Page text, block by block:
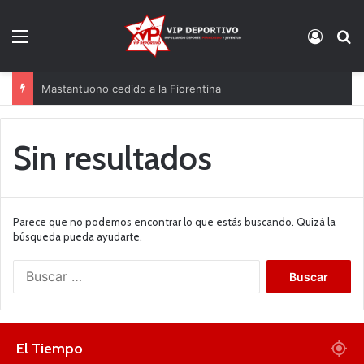
Mastantuono cedido a la Fiorentina
Sin resultados
Parece que no podemos encontrar lo que estás buscando. Quizá la
búsqueda pueda ayudarte.
El Tiempo